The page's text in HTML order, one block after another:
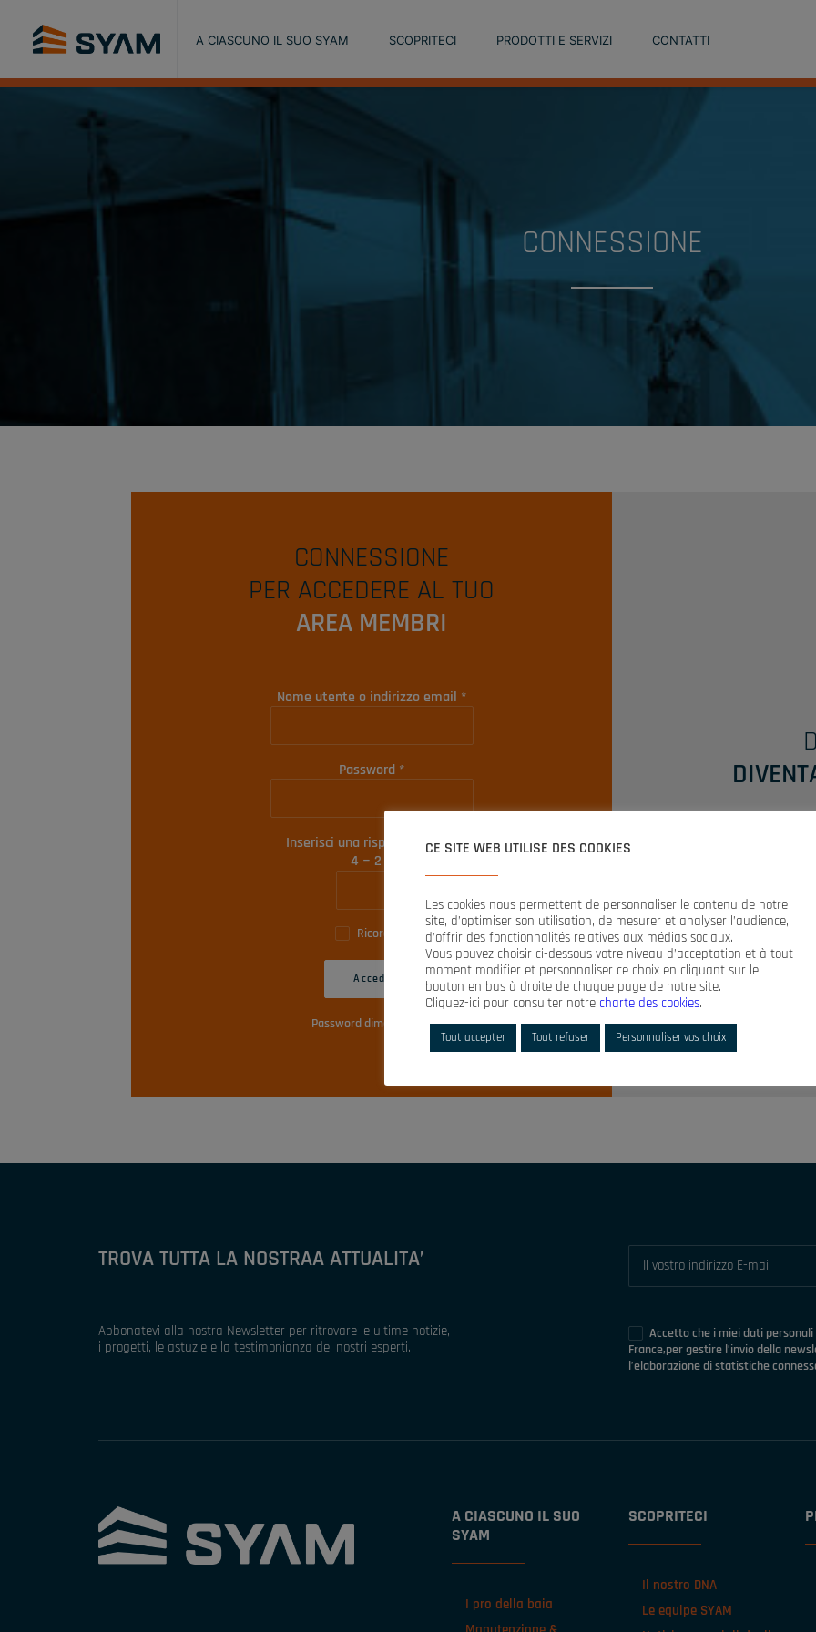
A CIASCUNO IL SUO SYAM SCOPRITECI PRODOTTI E SERVIZI CONTATTI
CONNESSIONE
CONNESSIONE
PER ACCEDERE AL TUO
AREA MEMBRI
Nome utente o indirizzo email *Richiesto
Password *Richiesto
Inserisci una risposta in cifre:
4 − 2 =
Ricordami
Accedi
Password dimenticata?
TROVA TUTTA LA NOSTRAA ATTUALITA’
Abbonatevi alla nostra Newsletter per ritrovare le ultime notizie,
i progetti, le astuzie e la testimonianza dei nostri esperti.
Accetto che i miei dati
France,per gestire l’invio della
l’elaborazione di statistiche
A CIASCUNO IL SUO
SYAM
I pro della baia
SCOPRITECI
Il nostro DNA
Le equipe SYAM
CE SITE WEB UTILISE DES COOKIES
Les cookies nous permettent de personnaliser le contenu de notre
site, d’optimiser son utilisation, de mesurer et analyser l’audience,
d’offrir des fonctionnalités relatives aux médias sociaux.
Vous pouvez choisir ci-dessous votre niveau d’acceptation et à tout
moment modifier et personnaliser ce choix en cliquant sur le
bouton en bas à droite de chaque page de notre site.
Cliquez-ici pour consulter notre charte des cookies.
Tout accepter Tout refuser Personnaliser vos choix